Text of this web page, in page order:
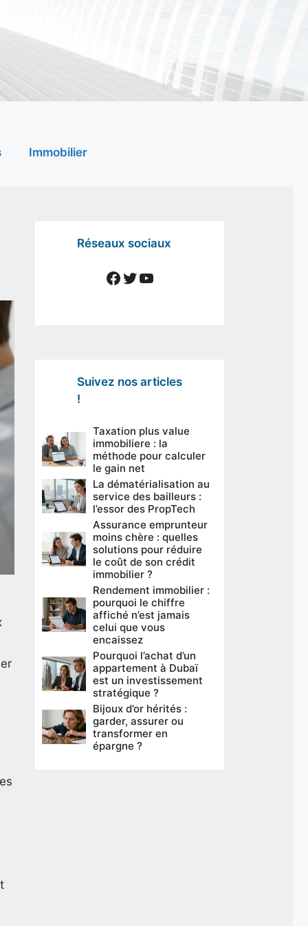
Immobilier
Réseaux sociaux
Facebook
Twitter
YouTube
Suivez nos articles
!
Taxation plus value
immobiliere : la
méthode pour calculer
le gain net
La dématérialisation au
service des bailleurs :
l’essor des PropTech
Assurance emprunteur
moins chère : quelles
solutions pour réduire
le coût de son crédit
immobilier ?
Rendement immobilier :
pourquoi le chiffre
affiché n’est jamais
celui que vous
encaissez
Pourquoi l’achat d’un
appartement à Dubaï
est un investissement
stratégique ?
Bijoux d’or hérités :
garder, assurer ou
transformer en
épargne ?